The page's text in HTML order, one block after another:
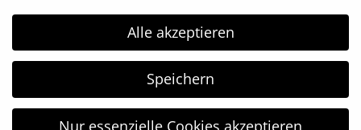
info@hgm-electronic.de
HGM Electronic
HGM electronic wurde 1996 gegründet und arbeitet
im Bereich der Kennzeichnungstechnik. HGM
Alle akzeptieren
Speichern
Nur essenzielle Cookies akzeptieren